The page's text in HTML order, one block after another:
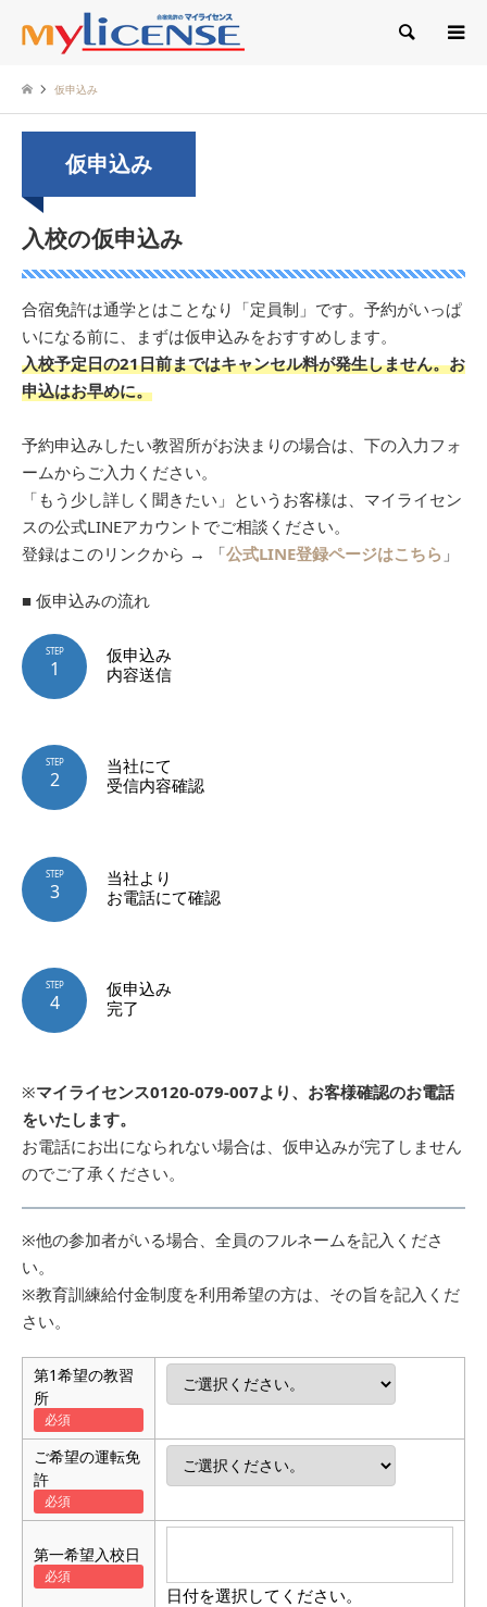
検索
仮申込み
仮申込み
入校の仮申込み
合宿免許は通学とはことなり「定員制」です。予約がいっぱ
いになる前に、まずは仮申込みをおすすめします。
入校予定日の21日前まではキャンセル料が発生しません。お
申込はお早めに。
予約申込みしたい教習所がお決まりの場合は、下の入力フォ
ームからご入力ください。
「もう少し詳しく聞きたい」というお客様は、マイライセン
スの公式LINEアカウントでご相談ください。
登録はこのリンクから → 「公式LINE登録ページはこちら 」
■ 仮申込みの流れ
仮申込み
内容送信
STEP
1
当社にて
受信内容確認
STEP
2
当社より
お電話にて確認
STEP
3
仮申込み
完了
STEP
4
※マイライセンス0120-079-007より、お客様確認のお電話
をいたします。
お電話にお出になられない場合は、仮申込みが完了しません
のでご了承ください。
※他の参加者がいる場合、全員のフルネームを記入くださ
い。
※教育訓練給付金制度を利用希望の方は、その旨を記入くだ
さい。
第1希望の教習
所
ご希望の運転免
許
第一希望入校日
日付を選択してください。